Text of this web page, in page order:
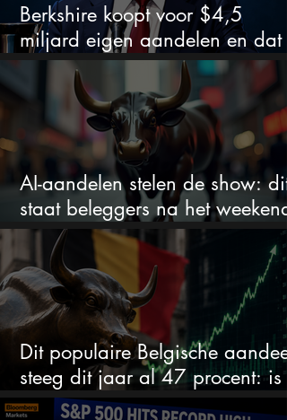
Berkshire koopt voor $4,5
miljard eigen aandelen en dat
zegt veel over de waardering
AI-aandelen stelen de show: dit
staat beleggers na het weekend
te wachten
Dit populaire Belgische aandeel
steeg dit jaar al 47 procent: is
ruimte voor meer?